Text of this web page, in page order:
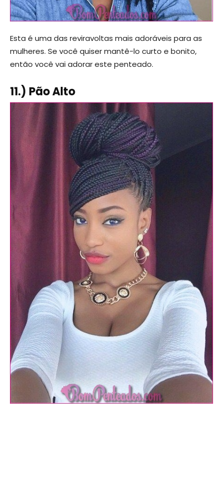
Esta é uma das reviravoltas mais adoráveis ​​para as
mulheres. Se você quiser mantê-lo curto e bonito,
então você vai adorar este penteado.
11.) Pão Alto